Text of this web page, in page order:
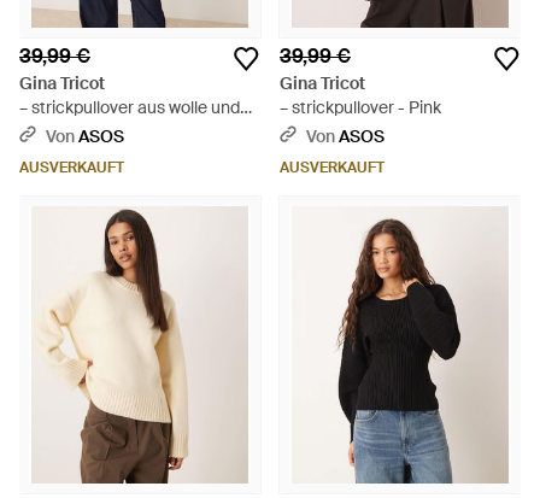
39,99 €
Gina Tricot
– strickpullover aus wolle und
alpakawolle - Lila
VonASOS
AUSVERKAUFT
39,99 €
Gina Tricot
– strickpullover - Pink
VonASOS
AUSVERKAUFT